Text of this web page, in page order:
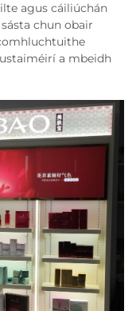
agus cáiliúchán
chun obair
a mbeidh